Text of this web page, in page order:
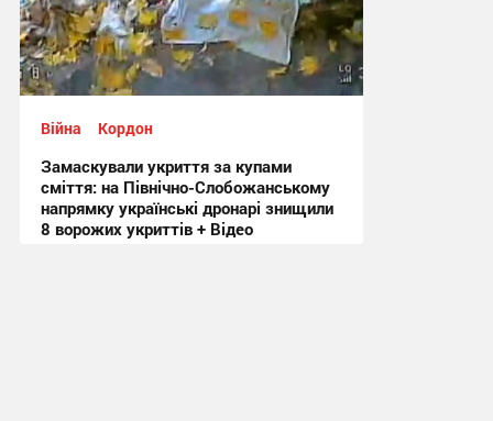
Війна Кордон
Замаскували укриття за купами
сміття: на Північно-Слобожанському
напрямку українські дронарі знищили
8 ворожих укриттів + Відео